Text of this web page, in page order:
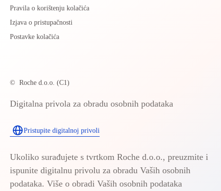
Pravila o korištenju kolačića
Izjava o pristupačnosti
Postavke kolačića
© Roche d.o.o. (C1)
Digitalna privola za obradu osobnih podataka
Pristupite digitalnoj privoli
Ukoliko surađujete s tvrtkom Roche d.o.o., preuzmite i
ispunite digitalnu privolu za obradu Vaših osobnih
podataka. Više o obradi Vaših osobnih podataka